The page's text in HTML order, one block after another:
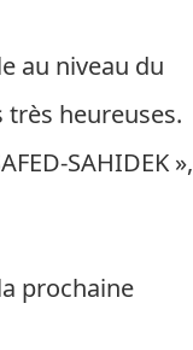
au niveau du
très heureuses.
SAHIDEK »,
prochaine